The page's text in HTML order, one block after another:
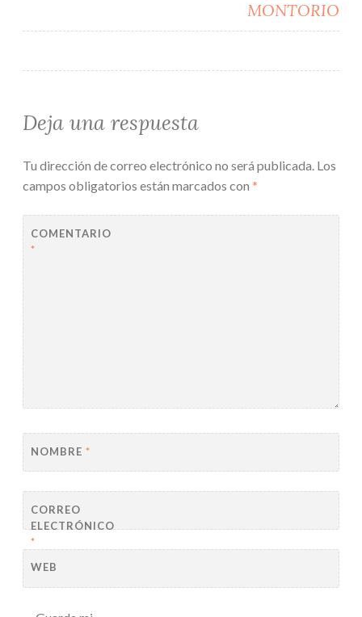
MONTORIO
Deja una respuesta
Tu dirección de correo electrónico no será publicada. Los
campos obligatorios están marcados con *
COMENTARIO
*
NOMBRE *
CORREO
ELECTRÓNICO
*
WEB